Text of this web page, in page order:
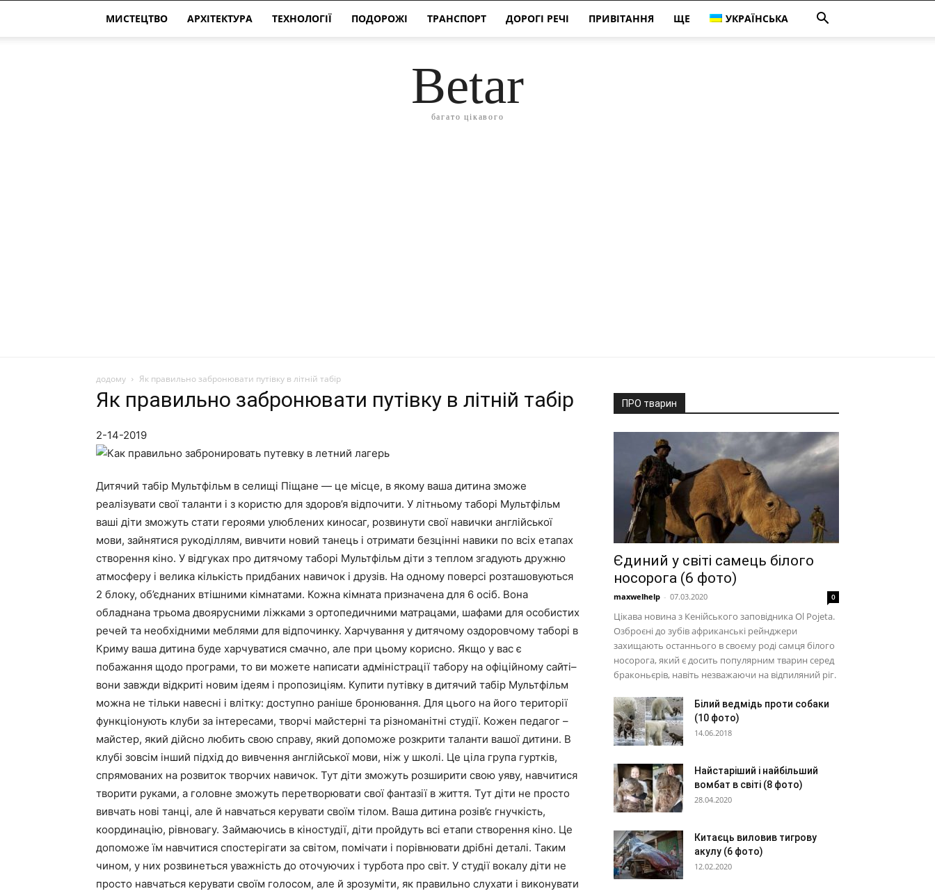
МИСТЕЦТВО АРХІТЕКТУРА ТЕХНОЛОГІЇ ПОДОРОЖІ ТРАНСПОРТ ДОРОГІ РЕЧІ ПРИВІТАННЯ ЩЕ УКРАЇНСЬКА
Betar
багато цікавого
додому Як правильно забронювати путівку в літній табір
Як правильно забронювати путівку в літній табір
2-14-2019
Дитячий табір Мультфільм в селищі Піщане — це місце, в якому ваша дитина зможе
реалізувати свої таланти і з користю для здоров’я відпочити. У літньому таборі Мультфільм
ваші діти зможуть стати героями улюблених киносаг, розвинути свої навички англійської
мови, зайнятися рукоділлям, вивчити новий танець і отримати безцінні навики по всіх етапах
створення кіно. У відгуках про дитячому таборі Мультфільм діти з теплом згадують дружню
атмосферу і велика кількість придбаних навичок і друзів. На одному поверсі розташовуються
2 блоку, об’єднаних втішними кімнатами. Кожна кімната призначена для 6 осіб. Вона
обладнана трьома двоярусними ліжками з ортопедичними матрацами, шафами для особистих
речей та необхідними меблями для відпочинку. Харчування у дитячому оздоровчому таборі в
Криму ваша дитина буде харчуватися смачно, але при цьому корисно. Якщо у вас є
побажання щодо програми, то ви можете написати адміністрації табору на офіційному сайті–
вони завжди відкриті новим ідеям і пропозиціям. Купити путівку в дитячий табір Мультфільм
можна не тільки навесні і влітку: доступно раніше бронювання. Для цього на його території
функціонують клуби за інтересами, творчі майстерні та різноманітні студії. Кожен педагог –
майстер, який дійсно любить свою справу, який допоможе розкрити таланти вашої дитини. В
клубі зовсім інший підхід до вивчення англійської мови, ніж у школі. Це ціла група гуртків,
спрямованих на розвиток творчих навичок. Тут діти зможуть розширити свою уяву, навчитися
творити руками, а головне зможуть перетворювати свої фантазії в життя. Тут діти не просто
вивчать нові танці, але й навчаться керувати своїм тілом. Ваша дитина розів’є гнучкість,
координацію, рівновагу. Займаючись в кіностудії, діти пройдуть всі етапи створення кіно. Це
допоможе їм навчитися спостерігати за світом, помічати і порівнювати дрібні деталі. Таким
чином, у них розвинеться уважність до оточуючих і турбота про світ. У студії вокалу діти не
просто навчаться керувати своїм голосом, але й зрозуміти, як правильно слухати і виконувати
ПРО тварин
Єдиний у світі самець білого
носорога (6 фото)
maxwelhelp - 07.03.2020 0
Цікава новина з Кенійського заповідника Ol Pojeta.
Озброєні до зубів африканські рейнджери
захищають останнього в своєму роді самця білого
носорога, який є досить популярним тварин серед
браконьєрів, навіть незважаючи на відпиляний ріг.
Білий ведмідь проти собаки
(10 фото)
14.06.2018
Найстаріший і найбільший
вомбат в світі (8 фото)
28.04.2020
Китаєць виловив тигрову
акулу (6 фото)
12.02.2020